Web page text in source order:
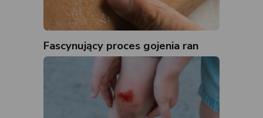
Fascynujący proces gojenia ran